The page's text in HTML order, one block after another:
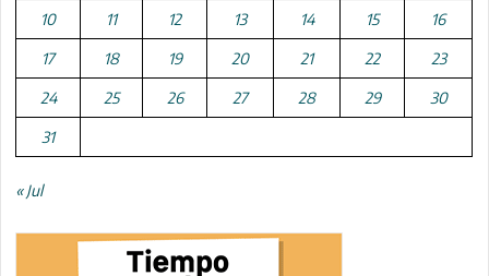
10 11 12 13 14 15 16
17 18 19 20 21 22 23
24 25 26 27 28 29 30
31
« Jul